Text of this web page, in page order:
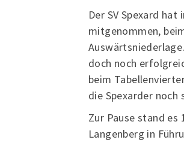
Der SV Spexard
mitgenommen,
doch noch
beim
die Spexarder noch
Zur Pause stand es
Langenberg in